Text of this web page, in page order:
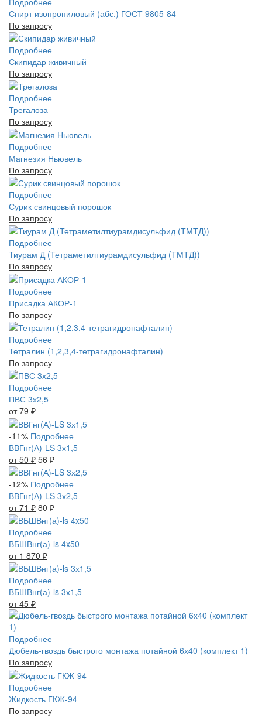
Спирт изопропиловый (абс.) ГОСТ 9805-84
По запросу
Подробнее
Скипидар живичный
По запросу
Подробнее
Трегалоза
По запросу
Подробнее
Магнезия Ньювель
По запросу
Подробнее
Сурик свинцовый порошок
По запросу
Подробнее
Тиурам Д (Тетраметилтиурамдисульфид (ТМТД))
По запросу
Подробнее
Присадка АКОР-1
По запросу
Подробнее
Тетралин (1,2,3,4-тетрагидронафталин)
По запросу
Подробнее
ПВС 3х2,5
от 79 ₽
-11% Подробнее
ВВГнг(А)-LS 3х1,5
от 50 ₽ 56₽
-12% Подробнее
ВВГнг(А)-LS 3х2,5
от 71 ₽ 80₽
Подробнее
ВБШВнг(а)-ls 4x50
от 1 870 ₽
Подробнее
ВБШВнг(а)-ls 3х1,5
от 45 ₽
Подробнее
Дюбель-гвоздь быстрого монтажа потайной 6х40 (комплект 1)
По запросу
Подробнее
Жидкость ГКЖ-94
По запросу